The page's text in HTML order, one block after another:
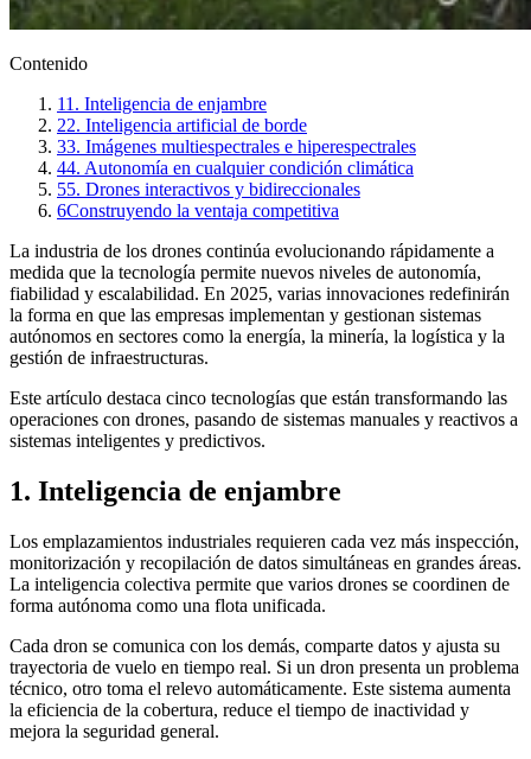
Contenido
11. Inteligencia de enjambre
22. Inteligencia artificial de borde
33. Imágenes multiespectrales e hiperespectrales
44. Autonomía en cualquier condición climática
55. Drones interactivos y bidireccionales
6Construyendo la ventaja competitiva
La industria de los drones continúa evolucionando rápidamente a
medida que la tecnología permite nuevos niveles de autonomía,
fiabilidad y escalabilidad. En 2025, varias innovaciones redefinirán
la forma en que las empresas implementan y gestionan sistemas
autónomos en sectores como la energía, la minería, la logística y la
gestión de infraestructuras.
Este artículo destaca cinco tecnologías que están transformando las
operaciones con drones, pasando de sistemas manuales y reactivos a
sistemas inteligentes y predictivos.
1. Inteligencia de enjambre
Los emplazamientos industriales requieren cada vez más inspección,
monitorización y recopilación de datos simultáneas en grandes áreas.
La inteligencia colectiva permite que varios drones se coordinen de
forma autónoma como una flota unificada.
Cada dron se comunica con los demás, comparte datos y ajusta su
trayectoria de vuelo en tiempo real. Si un dron presenta un problema
técnico, otro toma el relevo automáticamente. Este sistema aumenta
la eficiencia de la cobertura, reduce el tiempo de inactividad y
mejora la seguridad general.